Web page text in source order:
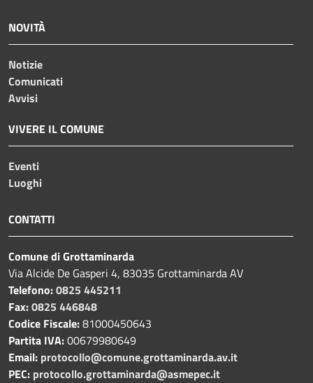
NOVITÀ
Notizie
Comunicati
Avvisi
VIVERE IL COMUNE
Eventi
Luoghi
CONTATTI
Comune di Grottaminarda
Via Alcide De Gasperi 4, 83035 Grottaminarda AV
Telefono:0825 445211
Fax:0825 446848
Codice Fiscale:81000450643
Partita IVA:00679980649
Email: protocollo@comune.grottaminarda.av.it
PEC: protocollo.grottaminarda@asmepec.it